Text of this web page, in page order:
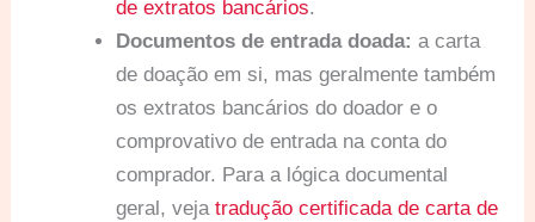
de extratos bancários.
Documentos de entrada doada: a carta
de doação em si, mas geralmente também
os extratos bancários do doador e o
comprovativo de entrada na conta do
comprador. Para a lógica documental
geral, vejatradução certificada de carta de